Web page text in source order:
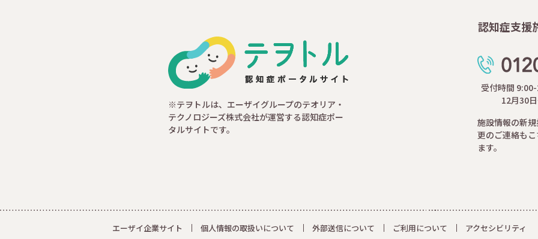
認知症支援
受付時間
12月30
施設情報の新
更のご連絡も
ます。
※テヲトルは、エーザイグループのテオリア・
テクノロジーズ株式会社が運営する認知症ポー
タルサイトです。
エーザイ企業サイト 個人情報の取扱いについて 外部送信について ご利用について アクセシビリティ